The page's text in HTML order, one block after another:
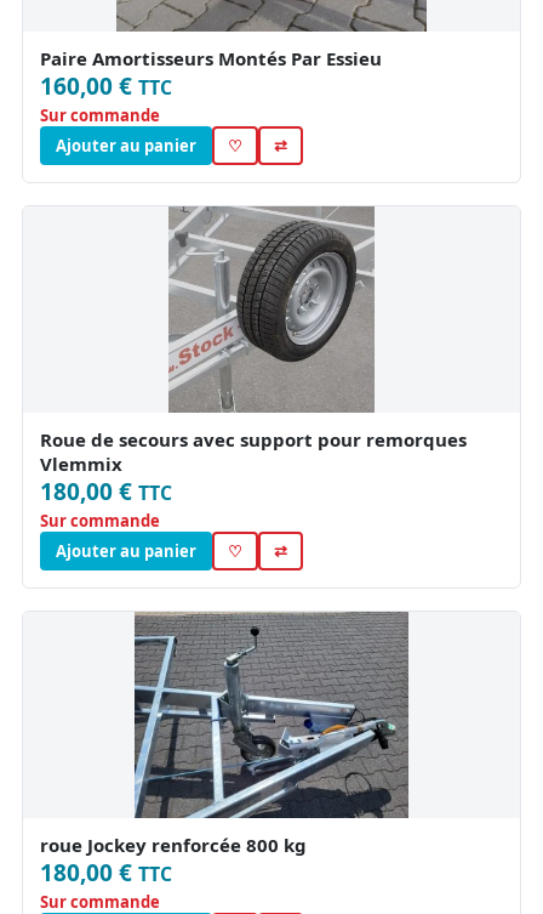
Paire Amortisseurs Montés Par Essieu
160,00 € TTC
Sur commande
Ajouter au panier
♡ ⇄
Roue de secours avec support pour remorques
Vlemmix
180,00 € TTC
Sur commande
Ajouter au panier
♡ ⇄
roue Jockey renforcée 800 kg
180,00 € TTC
Sur commande